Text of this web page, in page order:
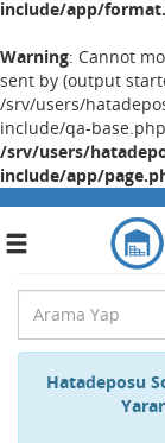
include/app/
Warning: Cannot
sent by (output
/srv/users/
include/qa-
/srv/users/
include/app/
Toggle
Hatadeposu